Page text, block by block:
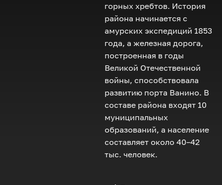
горных хребтов. История
района начинается с
амурских экспедиций 1853
года, а железная дорога,
построенная в годы
Великой Отечественной
войны, способствовала
развитию порта Ванино. В
составе района входят 10
муниципальных
образований, а население
составляет около 40–42
тыс. человек.